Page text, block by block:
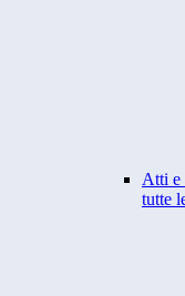
Atti e
tutte